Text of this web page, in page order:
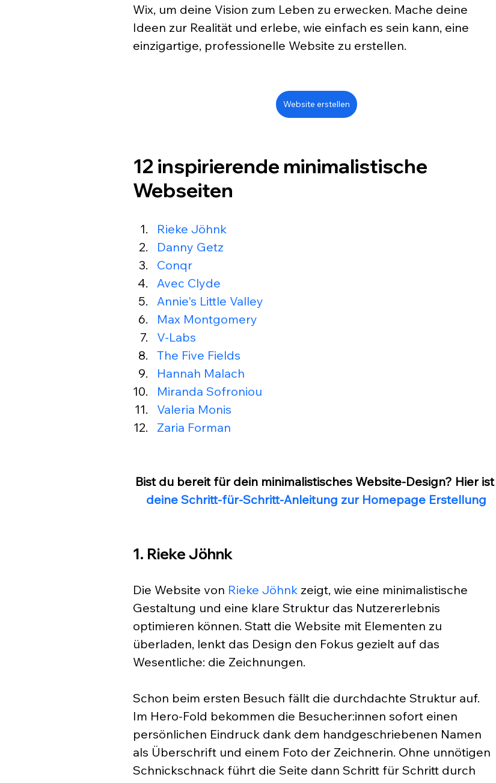
Wix, um deine Vision zum Leben zu erwecken. Mache deine
Ideen zur Realität und erlebe, wie einfach es sein kann, eine
einzigartige, professionelle Website zu erstellen.
Website erstellen
12 inspirierende minimalistische
Webseiten
Rieke Jöhnk
Danny Getz
Conqr
Avec Clyde
Annie's Little Valley
Max Montgomery
V-Labs
The Five Fields
Hannah Malach
Miranda Sofroniou
Valeria Monis
Zaria Forman
Bist du bereit für dein minimalistisches Website-Design? Hier ist
deine Schritt-für-Schritt-Anleitung zur Homepage Erstellung
1. Rieke Jöhnk
Die Website von Rieke Jöhnk zeigt, wie eine minimalistische
Gestaltung und eine klare Struktur das Nutzererlebnis
optimieren können. Statt die Website mit Elementen zu
überladen, lenkt das Design den Fokus gezielt auf das
Wesentliche: die Zeichnungen.
Schon beim ersten Besuch fällt die durchdachte Struktur auf.
Im Hero-Fold bekommen die Besucher:innen sofort einen
persönlichen Eindruck dank dem handgeschriebenen Namen
als Überschrift und einem Foto der Zeichnerin. Ohne unnötigen
Schnickschnack führt die Seite dann Schritt für Schritt durch